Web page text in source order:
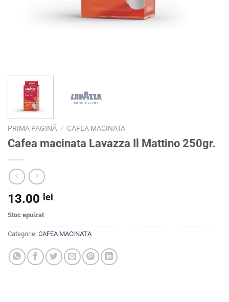
PRIMA PAGINĂ / CAFEA MACINATA
Cafea macinata Lavazza Il Mattino 250gr.
13.00 lei
Stoc epuizat
Categorie: CAFEA MACINATA